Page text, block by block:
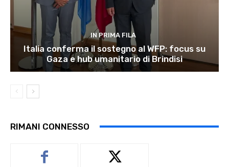
IN PRIMA FILA
Italia conferma il sostegno al WFP: focus su
Gaza e hub umanitario di Brindisi
RIMANI CONNESSO